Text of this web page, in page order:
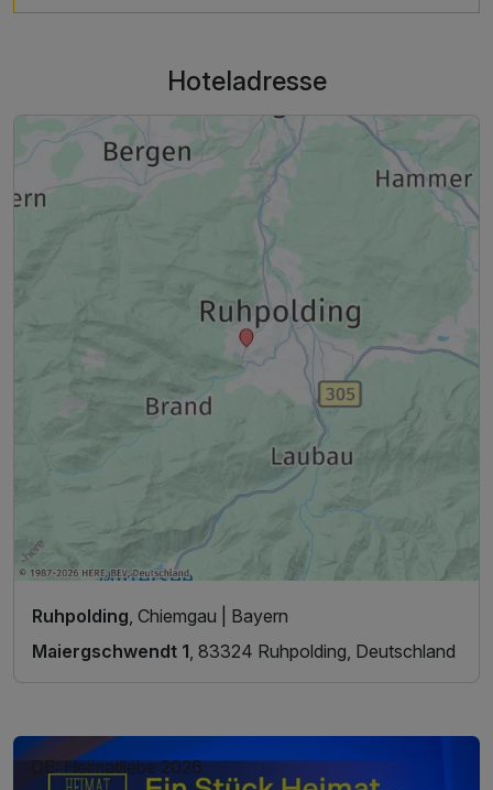
Parkgebühren vor Ort: 3,00 € pro Fahrzeug
19.12.2025
geöffnet am Wochenende bei geeigneter Witterung
Hoteladresse
Ruhpolding, Chiemgau | Bayern
Maiergschwendt 1, 83324 Ruhpolding, Deutschland
DE: Heimatliebe 2026